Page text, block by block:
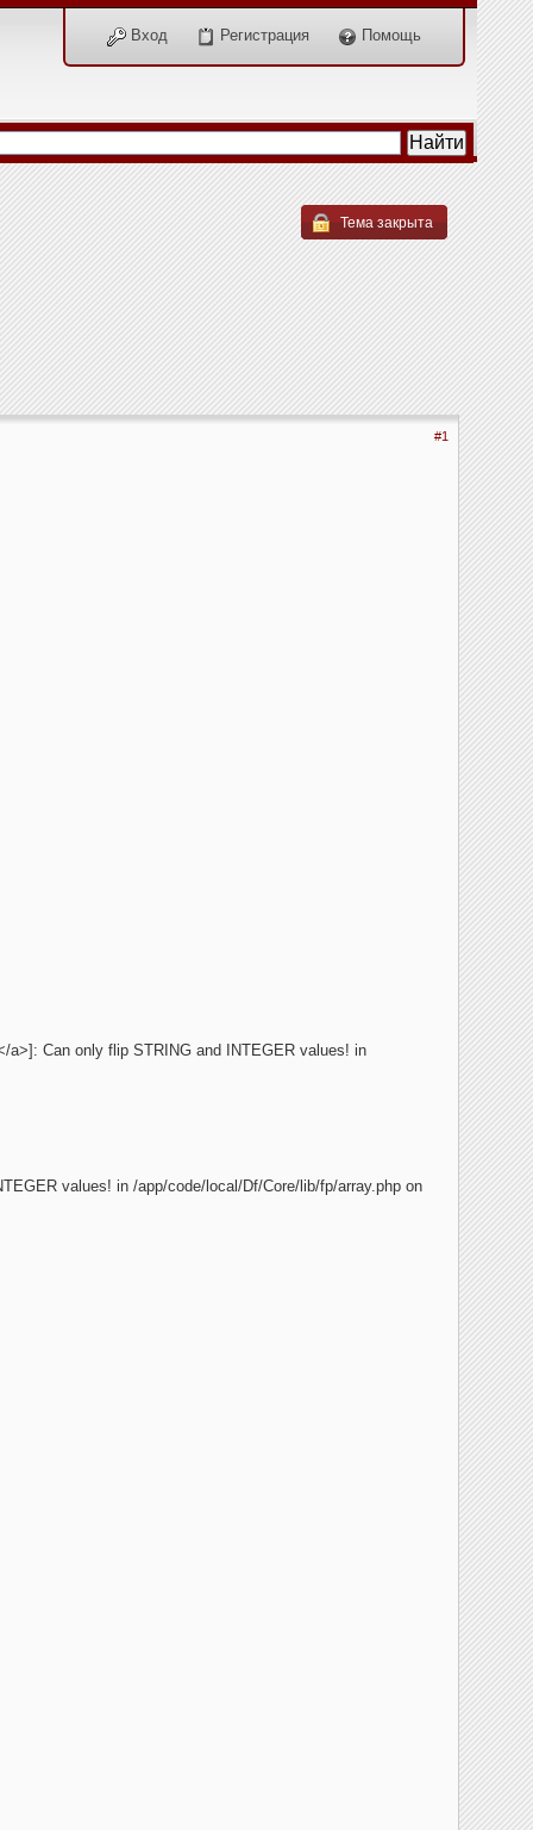
Вход Регистрация Помощь
Тема закрыта
#1
a>]: Can only flip STRING and INTEGER values! in
values! in /app/code/local/Df/Core/lib/fp/array.php on